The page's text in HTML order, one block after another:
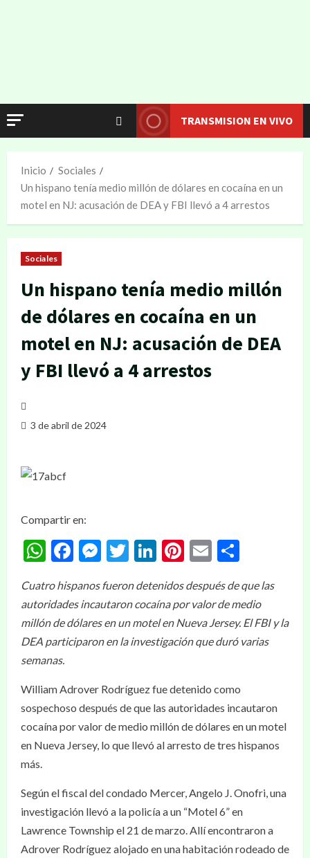
TRANSMISION EN VIVO
Inicio
Sociales
Un hispano tenía medio millón de dólares en cocaína en un
motel en NJ: acusación de DEA y FBI llevó a 4 arrestos
Sociales
Un hispano tenía medio millón
de dólares en cocaína en un
motel en NJ: acusación de DEA
y FBI llevó a 4 arrestos
3 de abril de 2024
Compartir en:
WhatsApp
Facebook
Messenger
Twitter
LinkedIn
Pinterest
Email
Cuatro hispanos fueron detenidos después de que las
autoridades incautaron cocaína por valor de medio
millón de dólares en un motel en Nueva Jersey. El FBI y la
DEA participaron en la investigación que duró varias
semanas.
William Adrover Rodríguez fue detenido como
sospechoso después de que las autoridades incautaron
cocaína por valor de medio millón de dólares en un motel
en Nueva Jersey, lo que llevó al arresto de tres hispanos
más.
Según el fiscal del condado Mercer, Angelo J. Onofri, una
investigación llevó a la policía a un “Motel 6” en
Lawrence Township el 21 de marzo. Allí encontraron a
Adrover Rodríguez alojado en una habitación rodeado de